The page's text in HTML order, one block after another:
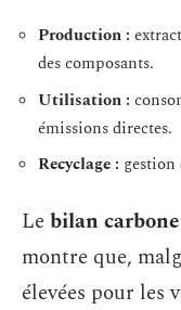
Production :
des composants.
Utilisation :
émissions directes.
Recyclage : gestion
Lebilan carbone
montre que,
élevées pour les